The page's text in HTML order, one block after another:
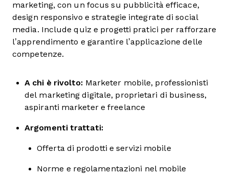
marketing, con un focus su pubblicità efficace,
design responsivo e strategie integrate di social
media. Include quiz e progetti pratici per rafforzare
l’apprendimento e garantire l’applicazione delle
competenze.
A chi è rivolto: Marketer mobile, professionisti
del marketing digitale, proprietari di business,
aspiranti marketer e freelance
Argomenti trattati:
Offerta di prodotti e servizi mobile
Norme e regolamentazioni nel mobile